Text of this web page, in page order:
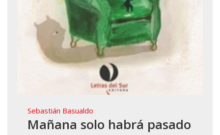
Sebastián Basualdo
Mañana solo habrá pasado